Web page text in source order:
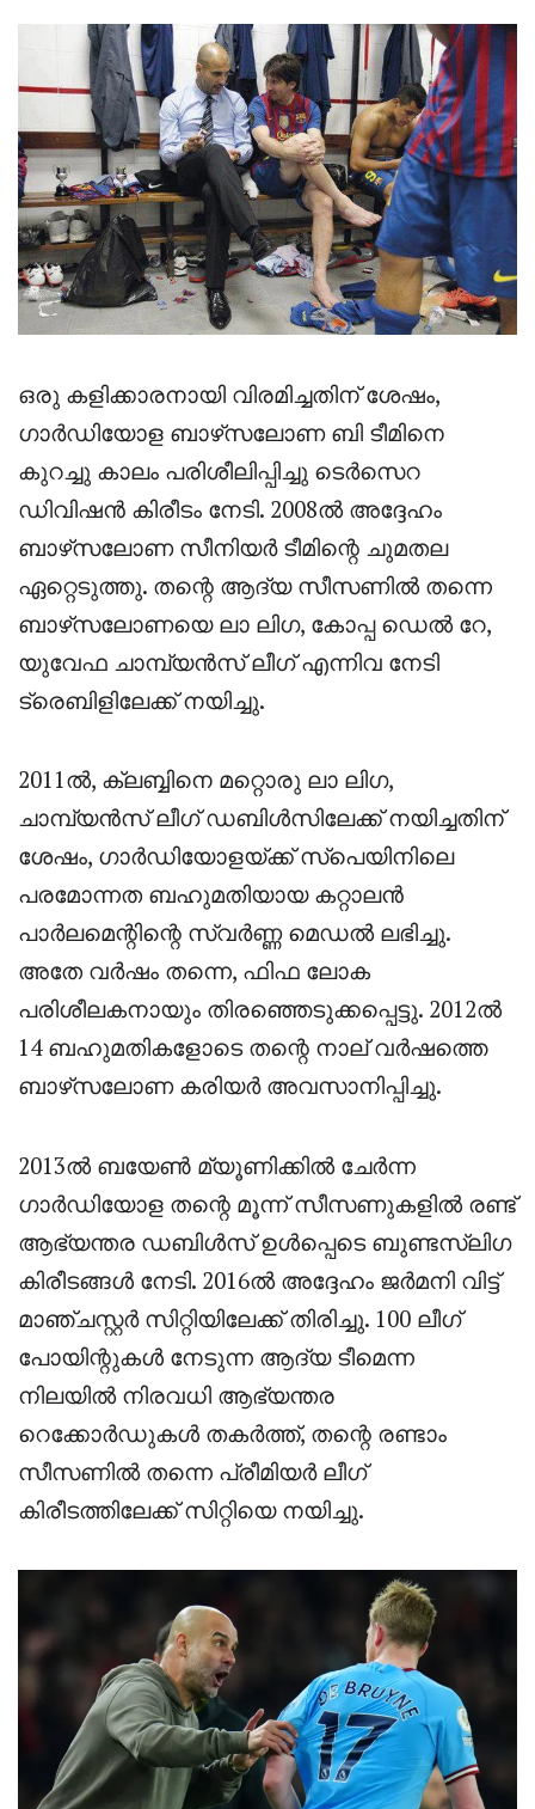
ഒരു കളിക്കാരനായി വിരമിച്ചതിന് ശേഷം,
ഗാർഡിയോള ബാഴ്‌സലോണ ബി ടീമിനെ
കുറച്ചു കാലം പരിശീലിപ്പിച്ചു ടെർസെറ
ഡിവിഷൻ കിരീടം നേടി. 2008ൽ അദ്ദേഹം
ബാഴ്‌സലോണ സീനിയർ ടീമിന്റെ ചുമതല
ഏറ്റെടുത്തു. തന്റെ ആദ്യ സീസണിൽ തന്നെ
ബാഴ്‌സലോണയെ ലാ ലിഗ, കോപ്പ ഡെൽ റേ,
യുവേഫ ചാമ്പ്യൻസ് ലീഗ് എന്നിവ നേടി
ട്രെബിളിലേക്ക് നയിച്ചു.
2011ൽ, ക്ലബ്ബിനെ മറ്റൊരു ലാ ലിഗ,
ചാമ്പ്യൻസ് ലീഗ് ഡബിൾസിലേക്ക് നയിച്ചതിന്
ശേഷം, ഗാർഡിയോളയ്ക്ക് സ്പെയിനിലെ
പരമോന്നത ബഹുമതിയായ കറ്റാലൻ
പാർലമെന്റിന്റെ സ്വർണ്ണ മെഡൽ ലഭിച്ചു.
അതേ വർഷം തന്നെ, ഫിഫ ലോക
പരിശീലകനായും തിരഞ്ഞെടുക്കപ്പെട്ടു. 2012ൽ
14 ബഹുമതികളോടെ തന്റെ നാല് വർഷത്തെ
ബാഴ്‌സലോണ കരിയർ അവസാനിപ്പിച്ചു.
2013ൽ ബയേൺ മ്യൂണിക്കിൽ ചേർന്ന
ഗാർഡിയോള തന്റെ മൂന്ന് സീസണുകളിൽ രണ്ട്
ആഭ്യന്തര ഡബിൾസ് ഉൾപ്പെടെ ബുണ്ടസ്‌ലിഗ
കിരീടങ്ങൾ നേടി. 2016ൽ അദ്ദേഹം ജർമനി വിട്ട്
മാഞ്ചസ്റ്റർ സിറ്റിയിലേക്ക് തിരിച്ചു. 100 ലീഗ്
പോയിന്റുകൾ നേടുന്ന ആദ്യ ടീമെന്ന
നിലയിൽ നിരവധി ആഭ്യന്തര
റെക്കോർഡുകൾ തകർത്ത്, തന്റെ രണ്ടാം
സീസണിൽ തന്നെ പ്രീമിയർ ലീഗ്
കിരീടത്തിലേക്ക് സിറ്റിയെ നയിച്ചു.